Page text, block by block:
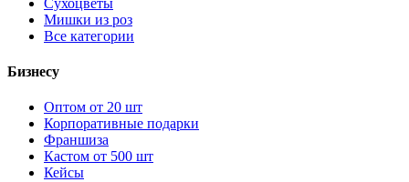
Сухоцветы
Мишки из роз
Все категории
Бизнесу
Оптом от 20 шт
Корпоративные подарки
Франшиза
Кастом от 500 шт
Кейсы